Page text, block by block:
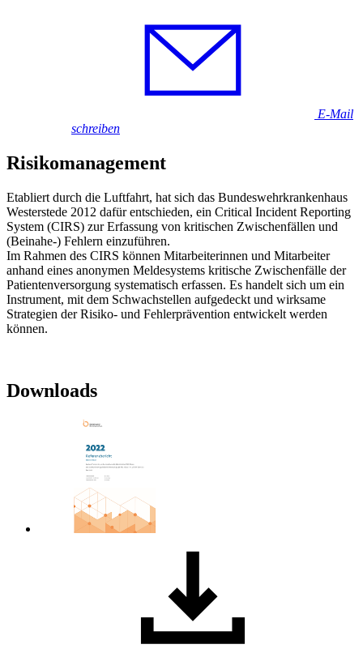
E-Mail
schreiben
Risikomanagement
Etabliert durch die Luftfahrt, hat sich das Bundeswehrkrankenhaus
Westerstede 2012 dafür entschieden, ein Critical Incident Reporting
System (CIRS) zur Erfassung von kritischen Zwischenfällen und
(Beinahe-) Fehlern einzuführen.
Im Rahmen des CIRS können Mitarbeiterinnen und Mitarbeiter
anhand eines anonymen Meldesystems kritische Zwischenfälle der
Patientenversorgung systematisch erfassen. Es handelt sich um ein
Instrument, mit dem Schwachstellen aufgedeckt und wirksame
Strategien der Risiko- und Fehlerprävention entwickelt werden
können.
Downloads